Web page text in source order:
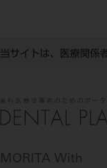
当サイトは、医療関係
MORITA With